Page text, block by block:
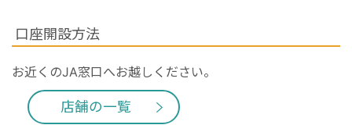
口座開設方法
お近くのJA窓口へお越しください。
店舗の一覧